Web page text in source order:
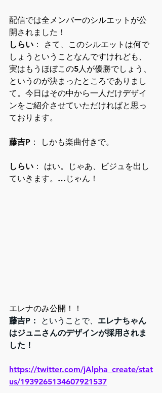
配信では全メンバーのシルエットが公
開されました！
しらい ： さて、このシルエットは何で
しょうということなんですけれども、
実はもうほぼこの5人が優勝でしょう、
というのが決まったところでありまし
て。今日はその中から一人だけデザイ
ンをご紹介させていただければと思っ
ております。
藤吉P ： しかも楽曲付きで。
しらい ： はい。じゃあ、ビジュを出し
ていきます。…じゃん！
エレナのみ公開！！
藤吉P：
ということで、 エレナちゃん
はジュニさんのデザインが採用されま
した！
https://twitter.com/jAlpha_create/stat
us/1939265134607921537